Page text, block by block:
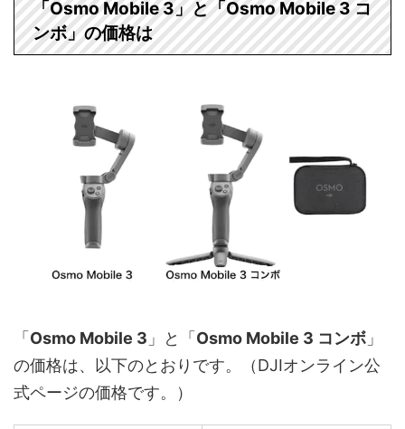
「Osmo Mobile 3」と「Osmo Mobile 3 コ
ンボ」の価格は
「Osmo Mobile 3 」と「Osmo Mobile 3 コンボ 」
の価格は、以下のとおりです。（DJIオンライン公
式ページの価格です。）